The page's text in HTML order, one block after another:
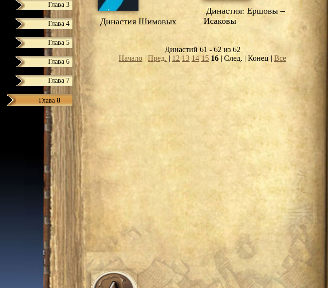
Глава 3
Глава 4
Глава 5
Глава 6
Глава 7
Глава 8
Династия Шимовых
Династия: Ершовы –
Исаковы
Династий 61 - 62 из 62
Начало |Пред. | 12 13 14 15 16 | След. | Конец |Все